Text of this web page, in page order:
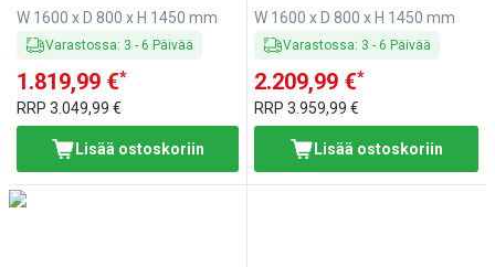
W 1600 x D 800 x H 1450 mm
Varastossa: 3 - 6 Päivää
1.819,99 €*
RRP 3.049,99 €
Lisää ostoskoriin
W 1600 x D 800 x H 1450 mm
Varastossa: 3 - 6 Päivää
2.209,99 €*
RRP3.959,99 €
Lisää ostoskoriin